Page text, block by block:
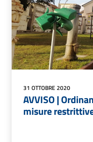
31 OTTOBRE 2020
AVVISO |
misure